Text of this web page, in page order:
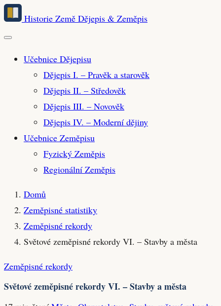
Přeskočit
hlavní
obsah
Historie Země Dějepis & Zeměpis
Učebnice Dějepisu
Dějepis I. – Pravěk a starověk
Dějepis II. – Středověk
Dějepis III. – Novověk
Dějepis IV. – Moderní dějiny
Učebnice Zeměpisu
Fyzický Zeměpis
Regionální Zeměpis
Domů
Zeměpisné statistiky
Zeměpisné rekordy
Světové zeměpisné rekordy VI. – Stavby a města
Zeměpisné rekordy
Světové zeměpisné rekordy VI. – Stavby a města